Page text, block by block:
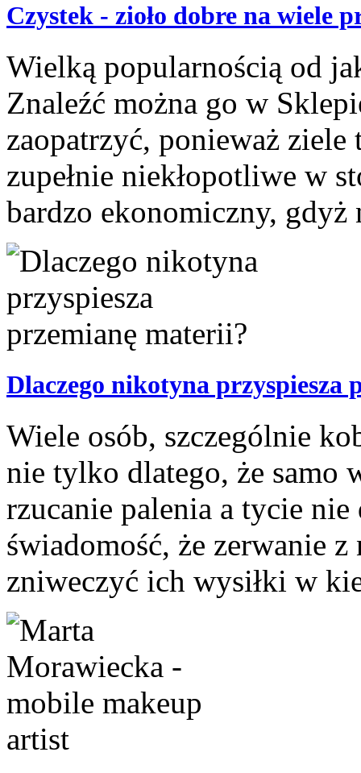
Czystek - zioło dobre na wiele
Wielką popularnością od
Znaleźć można go w
zaopatrzyć, ponieważ
zupełnie niekłopotliwe w
bardzo ekonomiczny, gdyż
Dlaczego nikotyna przyspiesza
Wiele osób, szczególnie
nie tylko dlatego, że samo
rzucanie palenia a tycie
świadomość, że zerwanie z
zniweczyć ich wysiłki w